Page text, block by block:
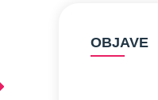
OBJAVE